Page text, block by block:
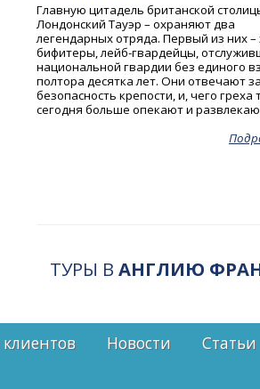
Главную цитадель британской
Лондонский Тауэр – охраняют два
легендарных отряда. Первый из них –
бифитеры, лейб-гвардейцы,
национальной гвардии без единого
полтора десятка лет. Они отвечают за
безопасность крепости, и, чего греха
сегодня больше опекают и
ТУРЫ ВАНГЛИЮ
Новости Статьи